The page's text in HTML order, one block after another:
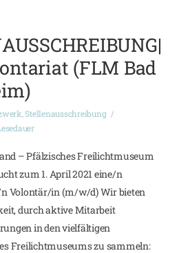
(FLM Bad
,Stellenausschreibung
– Pfälzisches Freilichtmuseum
zum 1. April 2021 eine/n
Volontär/in (m/w/d) Wir bieten
durch aktive Mitarbeit
in den vielfältigen
Freilichtmuseums zu sammeln: